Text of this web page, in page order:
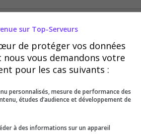
6000
10000
sur Top-Serveurs
de protéger vos données
nous vous demandons votre
pour les cas suivants :
personnalisés, mesure de performance des
études d’audience et développement de
à des informations sur un appareil